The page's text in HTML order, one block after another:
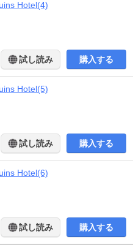
Hotel(4)
試し読み 購入する
Hotel(5)
試し読み 購入する
Hotel(6)
試し読み 購入する